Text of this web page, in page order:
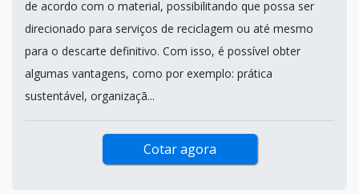
de acordo com o material, possibilitando que possa ser
direcionado para serviços de reciclagem ou até mesmo
para o descarte definitivo. Com isso, é possível obter
algumas vantagens, como por exemplo: prática
sustentável, organizaçã...
Cotar agora